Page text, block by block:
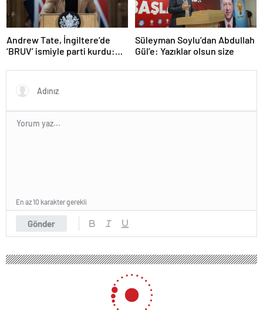
Andrew Tate, İngiltere’de
‘BRUV’ ismiyle parti kurdu:
propagandasını
yasaklayacağız’
Süleyman Soylu’dan Abdullah
Gül’e: Yazıklar olsun size
Gönder
En az 10 karakter gerekli